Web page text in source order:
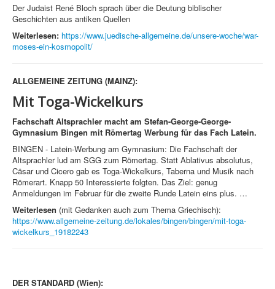
Der Judaist René Bloch sprach über die Deutung biblischer
Geschichten aus antiken Quellen
Weiterlesen: https://www.juedische-allgemeine.de/unsere-woche/war-
moses-ein-kosmopolit/
ALLGEMEINE ZEITUNG (MAINZ):
Mit Toga-Wickelkurs
Fachschaft Altsprachler macht am Stefan-George-George-
Gymnasium Bingen mit Römertag Werbung für das Fach Latein.
BINGEN - Latein-Werbung am Gymnasium: Die Fachschaft der
Altsprachler lud am SGG zum Römertag. Statt Ablativus absolutus,
Cäsar und Cicero gab es Toga-Wickelkurs, Taberna und Musik nach
Römerart. Knapp 50 Interessierte folgten. Das Ziel: genug
Anmeldungen im Februar für die zweite Runde Latein eins plus. …
Weiterlesen (mit Gedanken auch zum Thema Griechisch):
https://www.allgemeine-zeitung.de/lokales/bingen/bingen/mit-toga-
wickelkurs_19182243
DER STANDARD (Wien):